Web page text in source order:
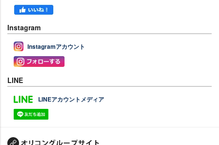
Instagram
Instagramアカウント
LINE
LINEアカウントメディア